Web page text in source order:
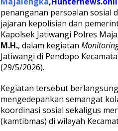
a
p
o
l
s
e
t
i
w
n
penanganan persoalan sosial
jajaran kepolisian dan
Kapolsek Jatiwangi Polres
M.H., dalam kegiatan
Jatiwangi di Pendopo
(29/5/2026).
Kegiatan tersebut
mengedepankan semangat
koordinasi sosial sekaligus
(kamtibmas) di wilayah